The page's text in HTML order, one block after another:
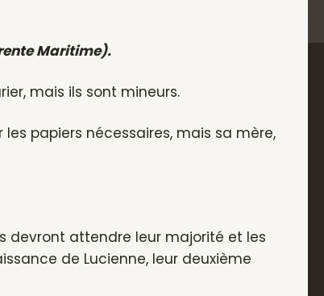
Maritime).
mais ils sont mineurs.
papiers nécessaires, mais sa mère,
devront attendre leur majorité et les
de Lucienne, leur deuxième